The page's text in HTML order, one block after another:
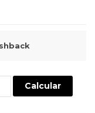
Calcular